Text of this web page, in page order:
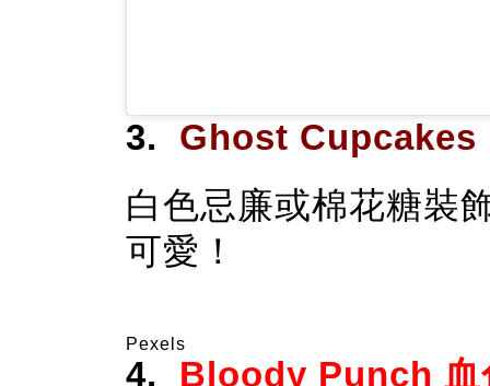
3. Ghost Cupcakes
白色忌廉或棉花糖裝
可愛！
Pexels
4. Bloody Punch 血